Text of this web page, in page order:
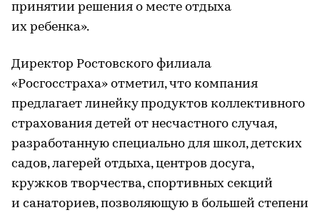
принятии решения о месте отдыха
их ребенка».
Директор Ростовского филиала
«Росгосстраха» отметил, что компания
предлагает линейку продуктов коллективного
страхования детей от несчастного случая,
разработанную специально для школ, детских
садов, лагерей отдыха, центров досуга,
кружков творчества, спортивных секций
и санаториев, позволяющую в большей степени